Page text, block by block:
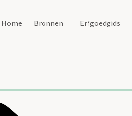
Home Bronnen Erfgoedgids